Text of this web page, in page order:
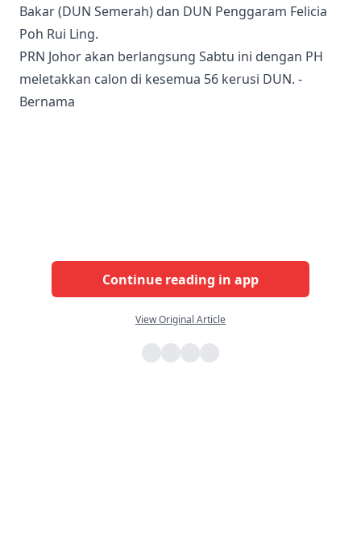
Bakar (DUN Semerah) dan DUN Penggaram Felicia
Poh Rui Ling.
PRN Johor akan berlangsung Sabtu ini dengan PH
meletakkan calon di kesemua 56 kerusi DUN. -
Bernama
Continue reading in app
View Original Article